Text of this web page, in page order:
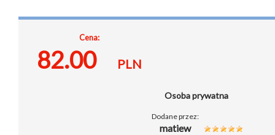
Cena:
82.00 PLN
Osoba prywatna
Dodane przez:
matiew